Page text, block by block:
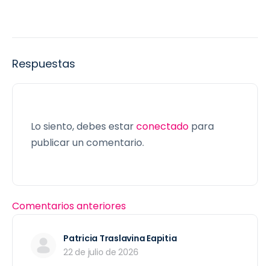
Respuestas
Lo siento, debes estarconectado para
publicar un comentario.
Comentarios anteriores
Patricia Traslavina Eapitia
22 de julio de 2026